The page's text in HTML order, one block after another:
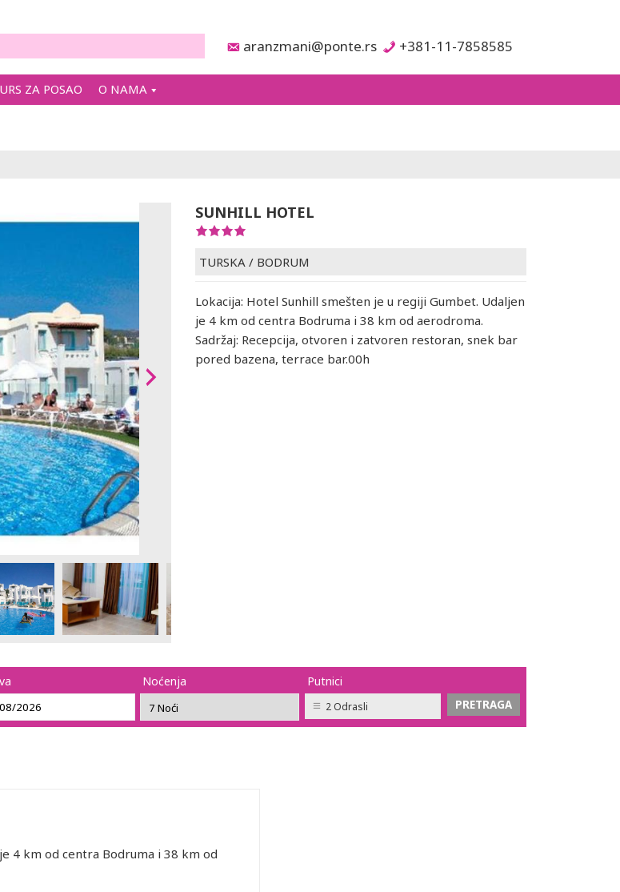
aranzmani@ponte.rs +381-11-7858585
ZA POSAO O NAMA
SUNHILL HOTEL
TURSKA / BODRUM
Lokacija: Hotel Sunhill smešten je u regiji Gumbet. Udaljen
je 4 km od centra Bodruma i 38 km od aerodroma.
Sadržaj: Recepcija, otvoren i zatvoren restoran, snek bar
pored bazena, terrace bar.00h
Noćenja Putnici
2 Odrasli
4 km od centra Bodruma i 38 km od